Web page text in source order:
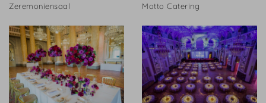
Zeremoniensaal Motto Catering